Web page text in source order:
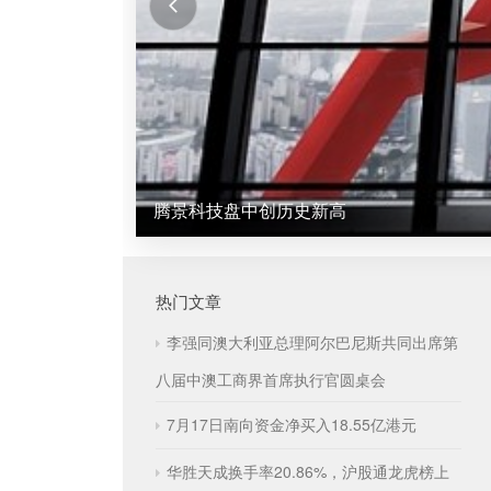
腾景科技盘中创历史新高
热门文章
李强同澳大利亚总理阿尔巴尼斯共同出席第
八届中澳工商界首席执行官圆桌会
7月17日南向资金净买入18.55亿港元
华胜天成换手率20.86%，沪股通龙虎榜上